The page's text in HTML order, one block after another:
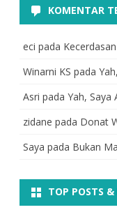
KOMENTAR
eci pada
Winarni KS pada
Asri pada Yah, Saya
zidane pada Donat
Saya pada Bukan
TOP POSTS